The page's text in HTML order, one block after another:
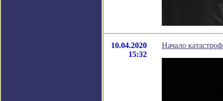
10.04.2020
15:32
Начало